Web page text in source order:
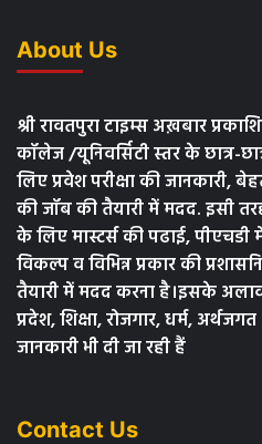
About Us
श्री रावतपुरा टाइम्स अख़बार
कॉलेज /यूनिवर्सिटी स्तर के
लिए प्रवेश परीक्षा की जानकारी,
की जॉब की तैयारी में मदद. इसी
के लिए मास्टर्स की पढाई,
विकल्प व विभिन्न प्रकार की
तैयारी में मदद करना है।इसके
प्रदेश, शिक्षा, रोजगार, धर्म,
जानकारी भी दी जा रही हैं
Contact Us